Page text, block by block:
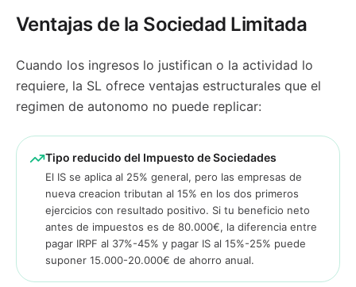
Ventajas de la Sociedad Limitada
Cuando los ingresos lo justifican o la actividad lo
requiere, la SL ofrece ventajas estructurales que el
regimen de autonomo no puede replicar:
Tipo reducido del Impuesto de Sociedades
El IS se aplica al 25% general, pero las empresas de
nueva creacion tributan al 15% en los dos primeros
ejercicios con resultado positivo. Si tu beneficio neto
antes de impuestos es de 80.000€, la diferencia entre
pagar IRPF al 37%-45% y pagar IS al 15%-25% puede
suponer 15.000-20.000€ de ahorro anual.